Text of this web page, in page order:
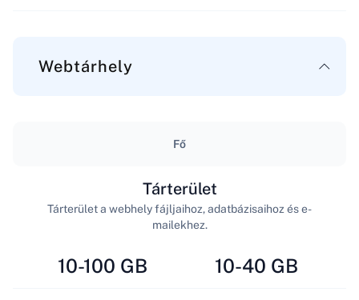
Webtárhely
Fő
10-100 GB
Tárterület
Tárterület a webhely fájljaihoz, adatbázisaihoz és e-
mailekhez.
10-40 GB